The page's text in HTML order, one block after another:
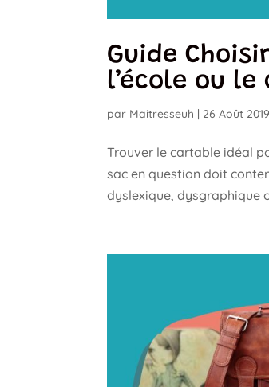
Guide
l’école ou le
par Maitresseuh | 26 Août 2019
Trouver le cartable idéal
sac en question doit
dyslexique, dysgraphique